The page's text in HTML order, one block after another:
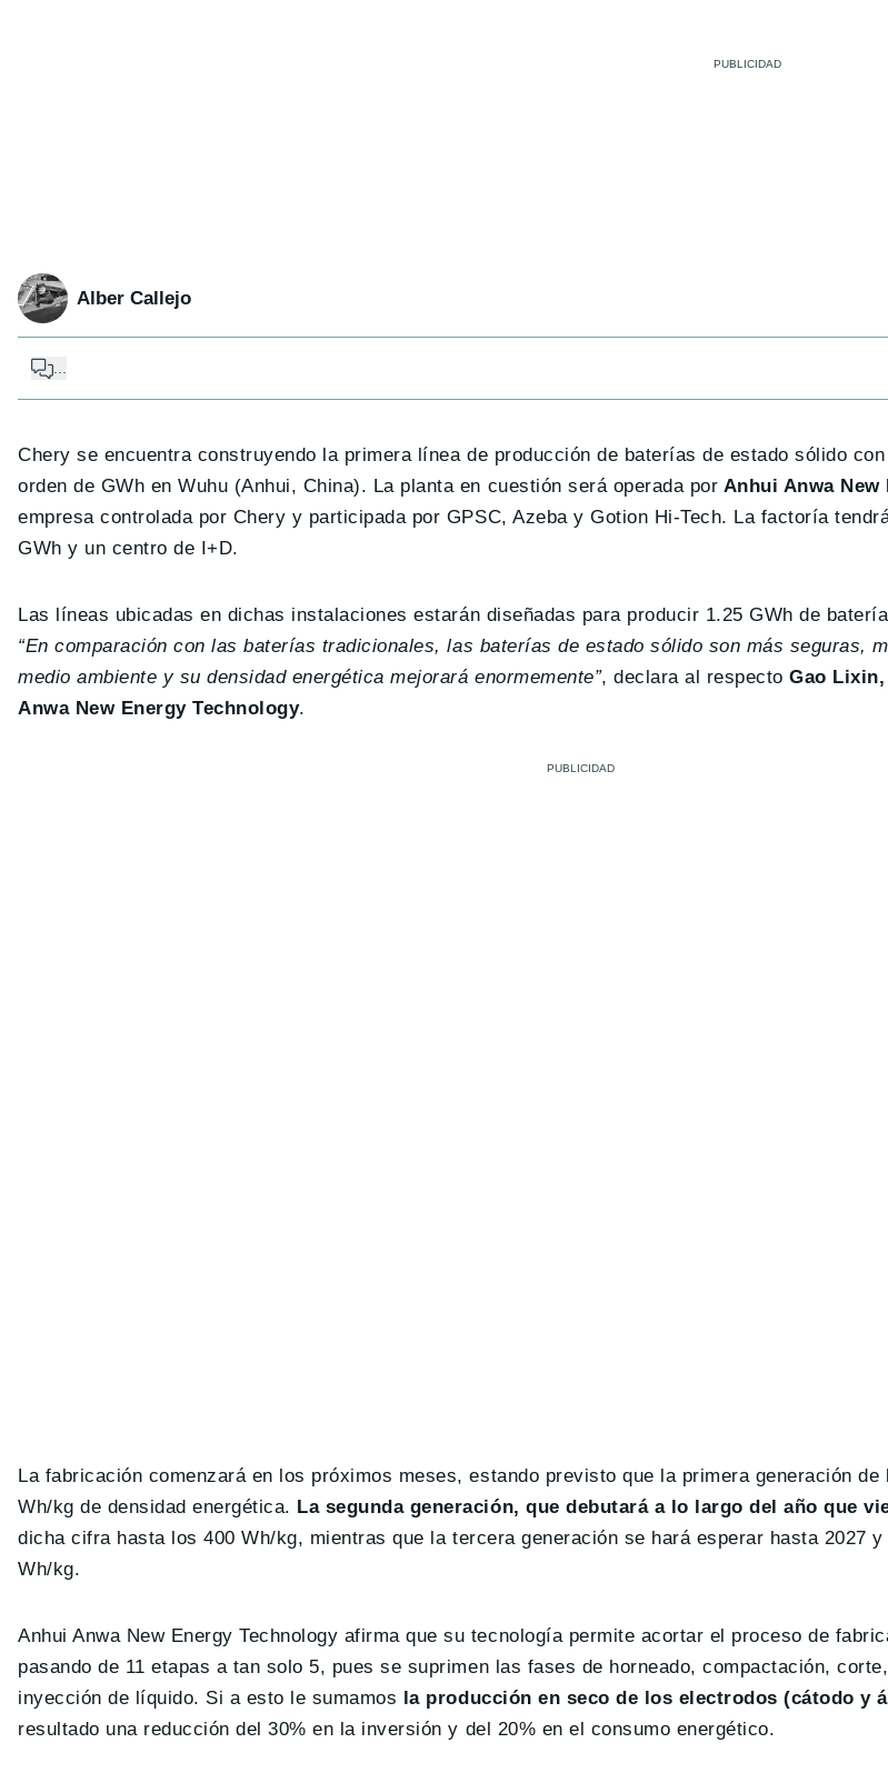
Alber Callejo
...
Chery se encuentra construyendo la primera línea de producción de baterías de estado sólido con
orden de GWh en Wuhu (Anhui, China). La planta en cuestión será operada por Anhui Anwa New
empresa controlada por Chery y participada por GPSC, Azeba y Gotion Hi-Tech. La factoría
GWh y un centro de I+D.
Las líneas ubicadas en dichas instalaciones estarán diseñadas para producir 1.25 GWh de
“En comparación con las baterías tradicionales, las baterías de estado sólido son más seguras,
medio ambiente y su densidad energética mejorará enormemente”, declara al respectoGao
Anwa New Energy Technology.
La fabricación comenzará en los próximos meses, estando previsto que la primera generación
Wh/kg de densidad energética. La segunda generación, que debutará a lo largo del año que
dicha cifra hasta los 400 Wh/kg, mientras que la tercera generación se hará esperar hasta 2027
Wh/kg.
Anhui Anwa New Energy Technology afirma que su tecnología permite acortar el proceso de
pasando de 11 etapas a tan solo 5, pues se suprimen las fases de horneado, compactación,
inyección de líquido. Si a esto le sumamos
la producción en seco de los electrodos (cátodo y
resultado una reducción del 30% en la inversión y del 20% en el consumo energético.